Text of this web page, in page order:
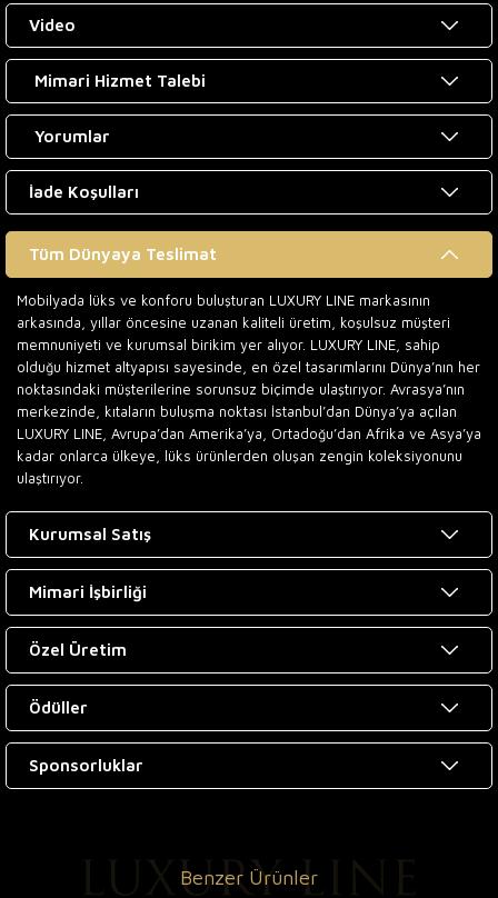
Video
Mimari Hizmet Talebi
Yorumlar
İade Koşulları
Tüm Dünyaya Teslimat
Mobilyada lüks ve konforu buluşturan LUXURY LINE markasının
arkasında, yıllar öncesine uzanan kaliteli üretim, koşulsuz müşteri
memnuniyeti ve kurumsal birikim yer alıyor. LUXURY LINE, sahip
olduğu hizmet altyapısı sayesinde, en özel tasarımlarını Dünya’nın her
noktasındaki müşterilerine sorunsuz biçimde ulaştırıyor. Avrasya’nın
merkezinde, kıtaların buluşma noktası İstanbul’dan Dünya’ya açılan
LUXURY LINE, Avrupa’dan Amerika’ya, Ortadoğu’dan Afrika ve Asya’ya
kadar onlarca ülkeye, lüks ürünlerden oluşan zengin koleksiyonunu
ulaştırıyor.
Kurumsal Satış
Mimari İşbirliği
Özel Üretim
Ödüller
Sponsorluklar
Benzer Ürünler